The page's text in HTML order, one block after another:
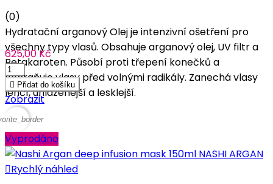
(0)
Hydratační arganový Olej je intenzivní ošetření pro
všechny typy vlasů. Obsahuje arganový olej, UV filtr a
Betakaroten. Působí proti třepení konečků a
ochraňuje vlasy před volnými radikály. Zanechá vlasy
lehčí, uhlazenější a lesklejší.
625,00 Kč
 Přidat do košíku
Zobrazit
Vyprodáno
Rychlý náhled